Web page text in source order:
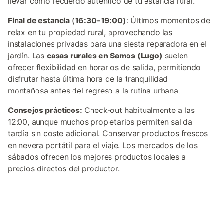
Final de estancia (16:30-19:00): Últimos momentos de
relax en tu propiedad rural, aprovechando las
instalaciones privadas para una siesta reparadora en el
jardín. Las casas rurales en Samos (Lugo) suelen
ofrecer flexibilidad en horarios de salida, permitiendo
disfrutar hasta última hora de la tranquilidad
montañosa antes del regreso a la rutina urbana.
Consejos prácticos: Check-out habitualmente a las
12:00, aunque muchos propietarios permiten salida
tardía sin coste adicional. Conservar productos frescos
en nevera portátil para el viaje. Los mercados de los
sábados ofrecen los mejores productos locales a
precios directos del productor.